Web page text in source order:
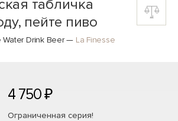
табличка
пейте пиво
Drink Beer— La Finesse
4 750 ₽
Ограниченная серия!